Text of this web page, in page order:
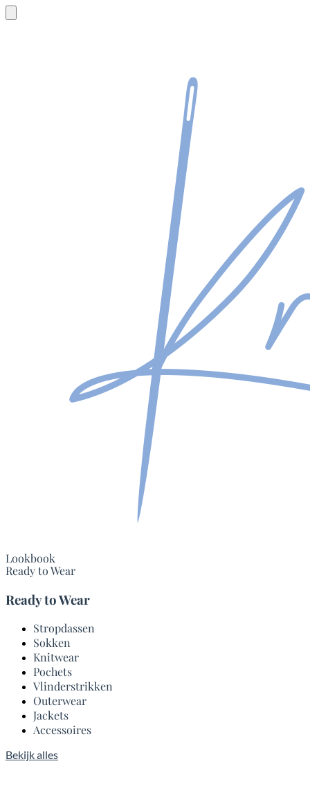
Lookbook
Ready to Wear
Ready to Wear
Stropdassen
Sokken
Knitwear
Pochets
Vlinderstrikken
Outerwear
Jackets
Accessoires
Bekijk alles